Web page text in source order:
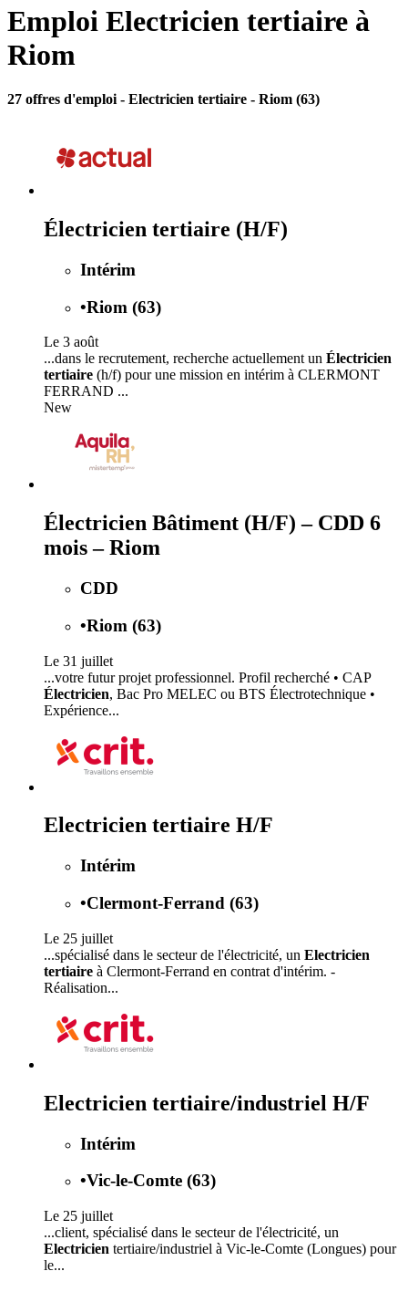
Emploi Electricien tertiaire à
Riom
27 offres d'emploi - Electricien tertiaire - Riom (63)
Électricien tertiaire (H/F)
Intérim
•Riom (63)
Le 3 août
...dans le recrutement, recherche actuellement un Électricien
tertiaire (h/f) pour une mission en intérim à CLERMONT
FERRAND ...
New
Électricien Bâtiment (H/F) – CDD 6
mois – Riom
CDD
•Riom (63)
Le 31 juillet
...votre futur projet professionnel. Profil recherché • CAP
Électricien, Bac Pro MELEC ou BTS Électrotechnique •
Expérience...
Electricien tertiaire H/F
Intérim
•Clermont-Ferrand (63)
Le 25 juillet
...spécialisé dans le secteur de l'électricité, un Electricien
tertiaire à Clermont-Ferrand en contrat d'intérim. -
Réalisation...
Electricien tertiaire/industriel H/F
Intérim
•Vic-le-Comte (63)
Le 25 juillet
...client, spécialisé dans le secteur de l'électricité, un
Electricien tertiaire/industriel à Vic-le-Comte (Longues) pour
le...